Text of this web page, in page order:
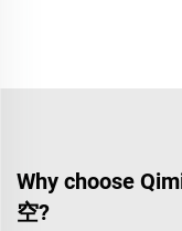
Why choose
空?